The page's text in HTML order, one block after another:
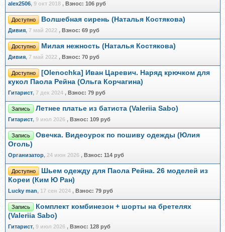
alex2506, 9 окт 2018 , Взнос: 106 руб
Доступно Волшебная сирень (Наталья Костякова)
Дивия, 7 май 2022 , Взнос: 69 руб
Доступно Милая нежность (Наталья Костякова)
Дивия, 7 май 2022 , Взнос: 70 руб
Доступно
[Olenochka] Иван Царевич. Наряд крючком для
кукол Паола Рейна (Ольга Корчагина)
Гитарист, 7 дек 2024 , Взнос: 79 руб
Запись Летнее платье из батиста (Valeriia Sabo)
Гитарист, 9 июл 2026 , Взнос: 109 руб
Запись
Овечка. Видеоурок по пошиву одежды (Юлия
Оголь)
Организатор, 24 июн 2026 , Взнос: 114 руб
Доступно
Шьем одежду для Паола Рейна. 26 моделей из
Кореи (Ким Ю Ран)
Lucky man, 17 сен 2024 , Взнос: 79 руб
Запись
Комплект комбинезон + шорты на бретелях
(Valeriia Sabo)
Гитарист, 9 июл 2026 , Взнос: 128 руб